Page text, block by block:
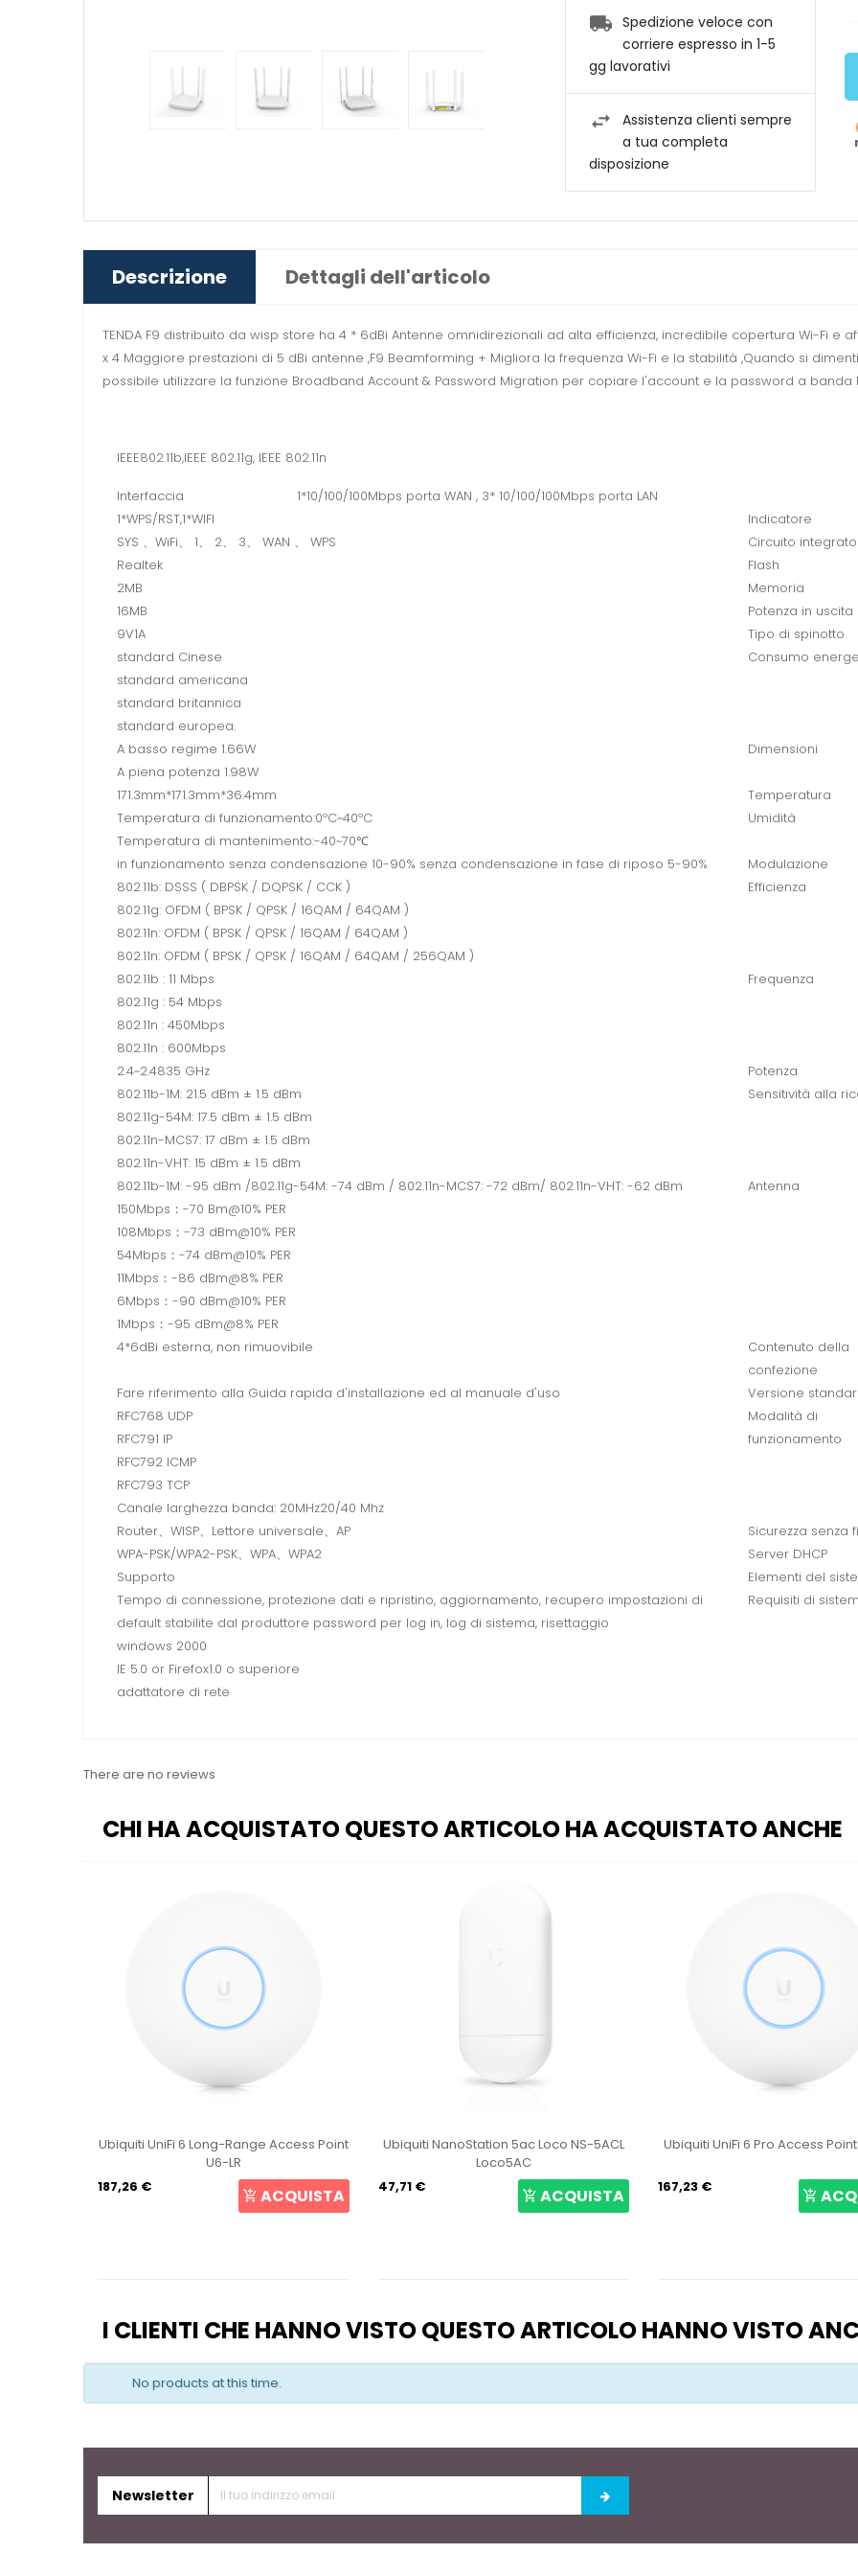
Spedizione veloce con
corriere espresso in 1-5
gg lavorativi
Assistenza clienti sempre
a tua completa
disposizione
Descrizione Dettagli dell'articolo
TENDA F9 distribuito da wisp store ha 4 * 6dBi Antenne omnidirezionali ad alta efficienza, incredibile copertura Wi-Fi e
x 4 Maggiore prestazioni di 5 dBi antenne ,F9 Beamforming + Migliora la frequenza Wi-Fi e la stabilità ,Quando si
possibile utilizzare la funzione Broadband Account & Password Migration per copiare l'account e la password a
IEEE802.11b,IEEE 802.11g, IEEE 802.11n
Interfaccia 1*10/100/100Mbps porta WAN , 3* 10/100/100Mbps porta LAN
1*WPS/RST,1*WIFI
Indicatore
SYS 、WiFi、 1、 2、 3、 WAN 、 WPS
Circuito integrato
Realtek
Flash
2MB
Memoria
16MB
Potenza in uscita
9V1A
Tipo di spinotto
standard Cinese
standard americana
standard britannica
standard europea.
Consumo
A basso regime 1.66W
A piena potenza 1.98W
Dimensioni
171.3mm*171.3mm*36.4mm
Temperatura
Temperatura di funzionamento:0ºC~40ºC
Temperatura di mantenimento:-40~70℃
Umidità
in funzionamento senza condensazione 10-90% senza condensazione in fase di riposo 5-90%
Modulazione
802.11b: DSSS ( DBPSK / DQPSK / CCK )
802.11g: OFDM ( BPSK / QPSK / 16QAM / 64QAM )
802.11n: OFDM ( BPSK / QPSK / 16QAM / 64QAM )
802.11n: OFDM ( BPSK / QPSK / 16QAM / 64QAM / 256QAM )
Efficienza
802.11b : 11 Mbps
802.11g : 54 Mbps
802.11n : 450Mbps
802.11n : 600Mbps
Frequenza
2.4~2.4835 GHz
Potenza
802.11b-1M: 21.5 dBm ± 1.5 dBm
802.11g-54M: 17.5 dBm ± 1.5 dBm
802.11n-MCS7: 17 dBm ± 1.5 dBm
802.11n-VHT: 15 dBm ± 1.5 dBm
Sensitività alla
802.11b-1M: -95 dBm /802.11g-54M: -74 dBm / 802.11n-MCS7: -72 dBm/ 802.11n-VHT: -62 dBm
150Mbps：-70 Bm@10% PER
108Mbps：-73 dBm@10% PER
54Mbps：-74 dBm@10% PER
11Mbps：-86 dBm@8% PER
6Mbps：-90 dBm@10% PER
1Mbps：-95 dBm@8% PER
Antenna
4*6dBi esterna, non rimuovibile
Contenuto della
confezione
Fare riferimento alla Guida rapida d'installazione ed al manuale d'uso
Versione
RFC768 UDP
RFC791 IP
RFC792 ICMP
RFC793 TCP
Canale larghezza banda: 20MHz20/40 Mhz
Modalità di
funzionamento
Router、WISP、Lettore universale、AP
Sicurezza senza
WPA-PSK/WPA2-PSK、WPA、WPA2
Server DHCP
Supporto
Elementi del
Tempo di connessione, protezione dati e ripristino, aggiornamento, recupero impostazioni di
default stabilite dal produttore password per log in, log di sistema, risettaggio
Requisiti di
windows 2000
IE 5.0 or Firefox1.0 o superiore
adattatore di rete
There are no reviews
CHI HA ACQUISTATO QUESTO ARTICOLO HA ACQUISTATO ANCHE
Ubiquiti UniFi 6 Long-Range Access Point
U6-LR
187,26 €
ACQUISTA
Ubiquiti NanoStation 5ac Loco NS-5ACL
Loco5AC
47,71 €
ACQUISTA
Ubiquiti UniFi 6 Pro Access
167,23 €
I CLIENTI CHE HANNO VISTO QUESTO ARTICOLO HANNO VISTO
No products at this time.
Newsletter